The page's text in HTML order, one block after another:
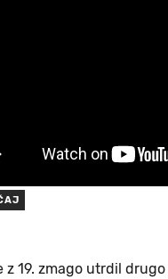
z 19. zmago utrdil